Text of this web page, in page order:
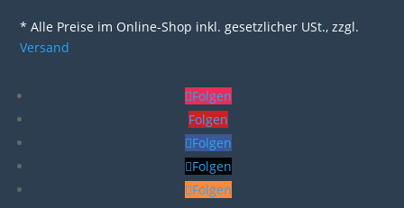
* Alle Preise im Online-Shop inkl. gesetzlicher USt., zzgl.
Versand
Folgen
Folgen
Folgen
Folgen
Folgen